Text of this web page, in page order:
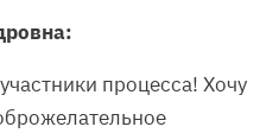
процесса! Хочу